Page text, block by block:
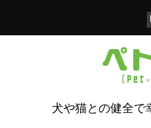
犬や猫との健全で